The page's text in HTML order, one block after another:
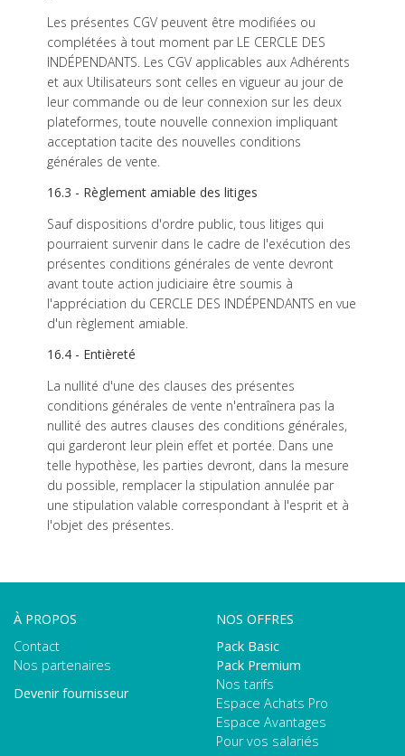
Les présentes CGV peuvent être modifiées ou
complétées à tout moment par LE CERCLE DES
INDÉPENDANTS. Les CGV applicables aux Adhérents
et aux Utilisateurs sont celles en vigueur au jour de
leur commande ou de leur connexion sur les deux
plateformes, toute nouvelle connexion impliquant
acceptation tacite des nouvelles conditions
générales de vente.
16.3 - Règlement amiable des litiges
Sauf dispositions d'ordre public, tous litiges qui
pourraient survenir dans le cadre de l'exécution des
présentes conditions générales de vente devront
avant toute action judiciaire être soumis à
l'appréciation du CERCLE DES INDÉPENDANTS en vue
d'un règlement amiable.
16.4 - Entièreté
La nullité d'une des clauses des présentes
conditions générales de vente n'entraînera pas la
nullité des autres clauses des conditions générales,
qui garderont leur plein effet et portée. Dans une
telle hypothèse, les parties devront, dans la mesure
du possible, remplacer la stipulation annulée par
une stipulation valable correspondant à l'esprit et à
l'objet des présentes.
À PROPOS
Contact
Nos partenaires
Devenir fournisseur
NOS OFFRES
Pack Basic
Pack Premium
Nos tarifs
Espace Achats Pro
Espace Avantages
Pour vos salariés